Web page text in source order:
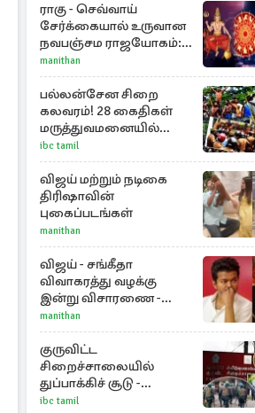
ராகு - செவ்வாய்
சேர்க்கையால் உருவான
நவபஞ்சம ராஜயோகம்:
அதிர்ஷ்டம் பெறும் 3
ராசிகள்!
manithan
பல்லன்சேன சிறை
கலவரம்! 28 கைதிகள்
மருத்துவமனையில்
அனுமதி
ibc tamil
விஜய் மற்றும் நடிகை
திரிஷாவின்
புகைப்படங்கள்
manithan
விஜய் - சங்கீதா
விவாகரத்து வழக்கு
இன்று விசாரணை -
காணொளி மூலம்
ஆஜராக வாய்ப்பு
manithan
குருவிட்ட
சிறைச்சாலையில்
துப்பாக்கிச் சூடு -
நீதியமைச்சரின்
ibc tamil